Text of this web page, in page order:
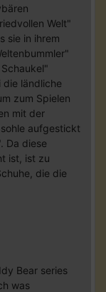
Welt"
sie in ihrem
die ländliche
zum Spielen
mit der
aufgestickt
Da diese
ist, ist zu
die die
Bear series
was